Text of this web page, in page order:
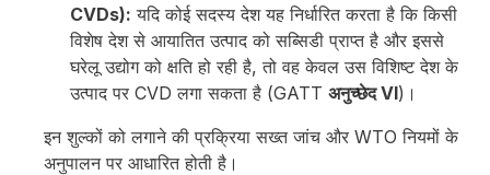
CVDs): यदि कोई सदस्य देश यह निर्धारित करता है कि किसी
विशेष देश से आयातित उत्पाद को सब्सिडी प्राप्त है और इससे
घरेलू उद्योग को क्षति हो रही है, तो वह केवल उस विशिष्ट देश के
उत्पाद पर CVD लगा सकता है (GATT अनुच्छेद VI)।
इन शुल्कों को लगाने की प्रक्रिया सख्त जांच और WTO नियमों के
अनुपालन पर आधारित होती है।